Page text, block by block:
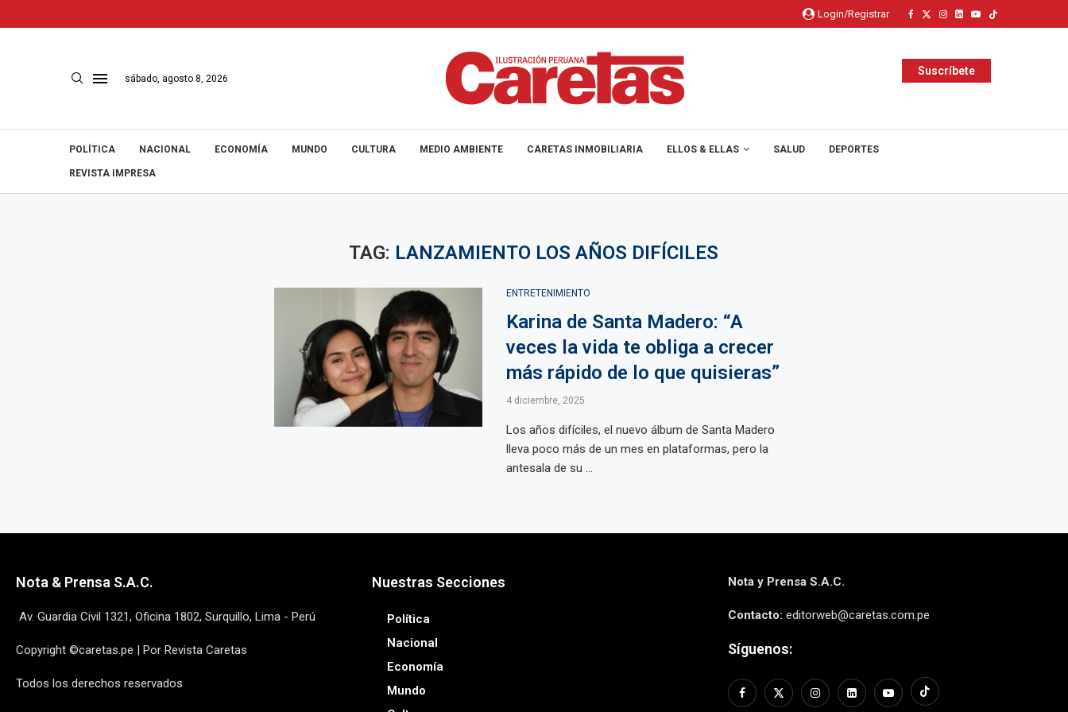
Login/Registrar
sábado, agosto 8, 2026
Suscríbete
POLÍTICA NACIONAL ECONOMÍA MUNDO CULTURA MEDIO AMBIENTE CARETAS INMOBILIARIA ELLOS & ELLAS SALUD DEPORTES
REVISTA IMPRESA
TAG: LANZAMIENTO LOS AÑOS DIFÍCILES
ENTRETENIMIENTO
Karina de Santa Madero: “A
veces la vida te obliga a crecer
más rápido de lo que quisieras”
4 diciembre, 2025
Los años difíciles, el nuevo álbum de Santa Madero
lleva poco más de un mes en plataformas, pero la
antesala de su ...
Nota & Prensa S.A.C.
Av. Guardia Civil 1321, Oficina 1802, Surquillo, Lima - Perú
Copyright ©caretas.pe | Por Revista Caretas
Todos los derechos reservados
Nuestras Secciones
Política
Nacional
Economía
Mundo
Nota y Prensa S.A.C.
Contacto: editorweb@caretas.com.pe
Síguenos: